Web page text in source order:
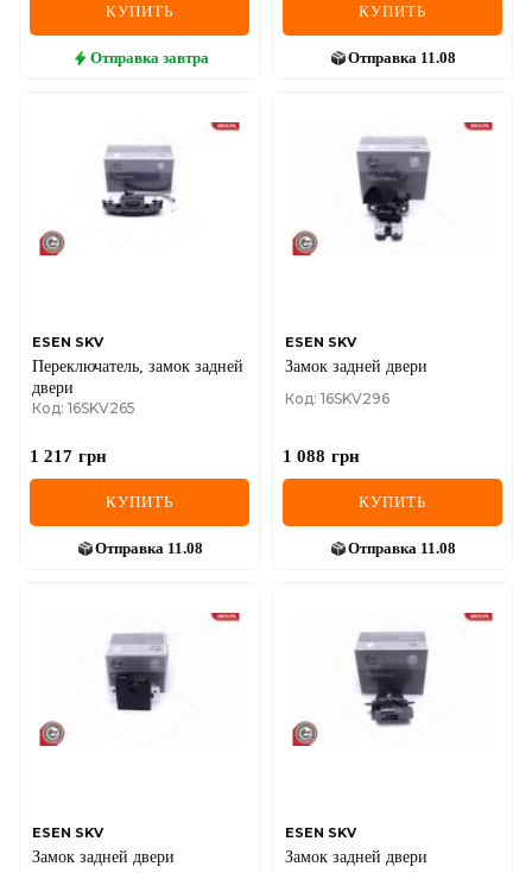
LINCOLN
MINI
NISSAN
OPEL
POLESTAR
RENAULT
SEAT
SMART
КУПИТЬ
Отправка завтра
КУПИТЬ
Отправка 11.08
ESEN SKV
Переключатель, замок задней
двери
Код: 16SKV265
1 217 грн
КУПИТЬ
Отправка 11.08
ESEN SKV
Замок задней двери
Код: 16SKV296
1 088 грн
КУПИТЬ
Отправка 11.08
ESEN SKV
Замок задней двери
ESEN SKV
Замок задней двери